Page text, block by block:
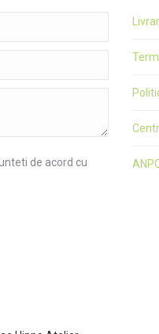
de acord cu